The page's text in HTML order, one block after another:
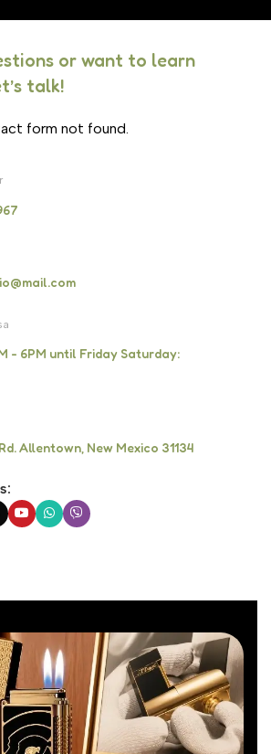
or want to learn
talk!
form not found.
- 6PM until Friday Saturday:
Allentown, New Mexico 31134